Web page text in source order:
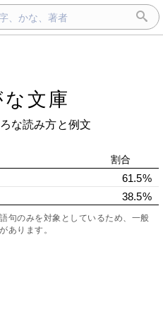
文庫
な読み方と例文
割合
61.5%
38.5%
句のみを対象としているため、一般
あります。